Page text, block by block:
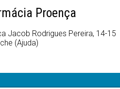
Proença
Jacob Rodrigues Pereira, 14-15
(Ajuda)